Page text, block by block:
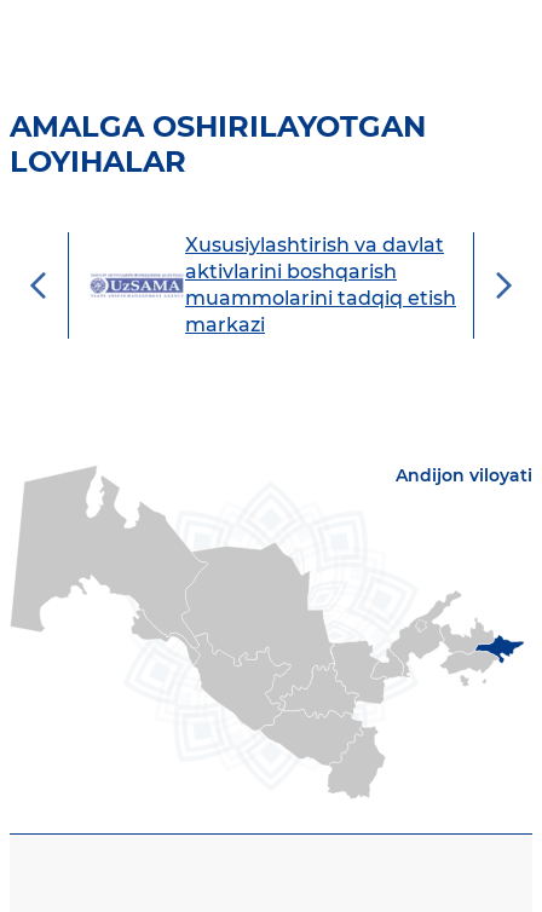
AMALGA OSHIRILAYOTGAN
LOYIHALAR
Xususiylashtirish va davlat
aktivlarini boshqarish
muammolarini tadqiq etish
markazi
Andijon viloyati